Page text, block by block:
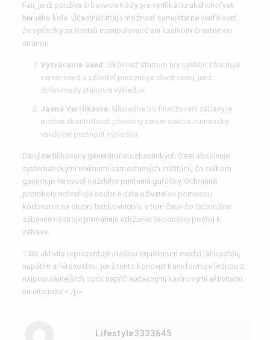
Fair, jenž používa šifrovacie kódy pre verifikáciu akéhokoľvek
herného kola. Účastníci majú možnosť samostatne verifikovať,
že výsledky sa nestali manipulované ani kasínom či externou
stranou.
Vytváranie Seed: Skôr než štartom hry systém sformuje
server seed a užívateľ prezentuje client seed, jenž
dohromady stanovia výsledok
Jasná Verifikácia: Následne po finalizovaní zábavy je
možné skontrolovať pôvodný server seed a numericky
validovať presnosť výsledku
Daný certifikovaný generátor stochastických čísel absolvuje
systematickými revíziami samostatných inštitúcií, čo celkom
garantuje férovosť každého pustenia guľôčky. Ochranné
protokoly ochraňujú osobné dáta užívateľov pomocou
kódovania na stupni bankovníctva, v tom čase čo racionálne
zábavné nástroje pomáhajú udržiavať racionálny postoj k
zábave.
Táto aktivita reprezentuje ideálnu equilibrium medzi ľahkosťou,
napätím a férovosťou, jenž tento koncept transformuje jednou z
najpopulárnejších opcií napříč súčasnými kasínovými aktivitami
na internete.< /p>
Lifestyle3333645